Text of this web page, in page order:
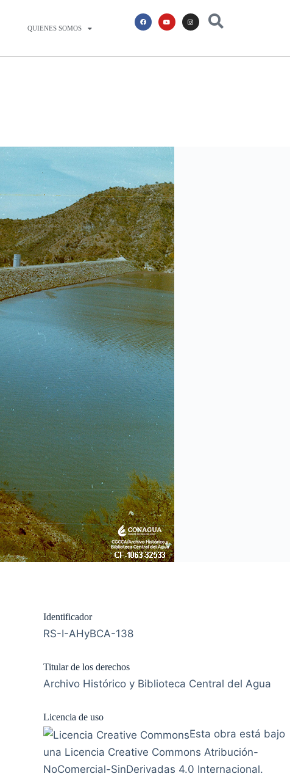
QUIENES SOMOS
Identificador
RS-I-AHyBCA-138
Titular de los derechos
Archivo Histórico y Biblioteca Central del Agua
Licencia de uso
Esta obra está bajo
una Licencia Creative Commons Atribución-
NoComercial-SinDerivadas 4.0 Internacional.